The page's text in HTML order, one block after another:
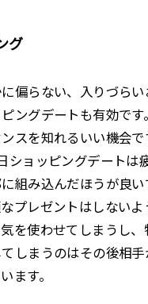
グ
偏らない、入りづら
ングデートも有効です
スを知れるいい機会で
ショッピングデートは
組み込んだほうが良い
プレゼントはしない
を使わせてしまうし
しまうのはその後相手
ます。